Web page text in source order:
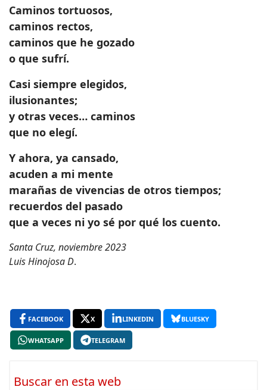
Caminos tortuosos,
caminos rectos,
caminos que he gozado
o que sufrí.
Casi siempre elegidos,
ilusionantes;
y otras veces… caminos
que no elegí.
Y ahora, ya cansado,
acuden a mi mente
marañas de vivencias de otros tiempos;
recuerdos del pasado
que a veces ni yo sé por qué los cuento.
Santa Cruz, noviembre 2023
Luis Hinojosa D.
FACEBOOK X LINKEDIN BLUESKY
WHATSAPP TELEGRAM
Buscar en esta web